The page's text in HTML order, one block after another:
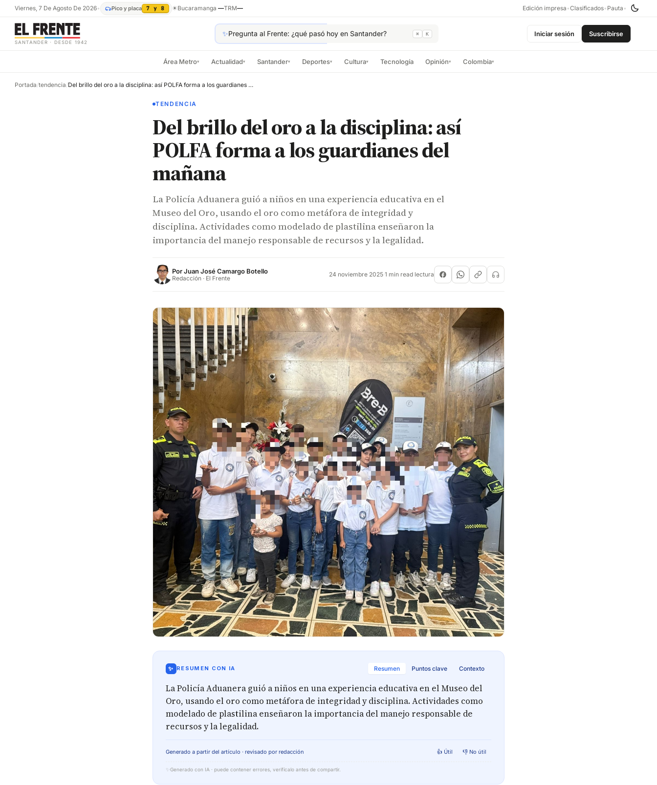
Viernes, 7 De Agosto De 2026• Pico y placa 7 y 8 ☀Bucaramanga —TRM— Edición impresa •Clasificados• Pauta •
SANTANDER · DESDE 1942
✨Pregunta al Frente: ¿qué pasó hoy en Santander? ⌘ K Iniciar sesión Suscribirse
Área Metro▾ Actualidad▾ Santander▾ Deportes▾ Cultura▾ Tecnología Opinión▾ Colombia▾
Portada/tendencia/ Del brillo del oro a la disciplina: así POLFA forma a los guardianes del mañana
TENDENCIA
Del brillo del oro a la disciplina: así
POLFA forma a los guardianes del
mañana
La Policía Aduanera guió a niños en una experiencia educativa en el
Museo del Oro, usando el oro como metáfora de integridad y
disciplina. Actividades como modelado de plastilina enseñaron la
importancia del manejo responsable de recursos y la legalidad.
PorJuan José Camargo Botello
Redacción · El Frente 24 noviembre 2025·1 min read lectura
✨ RESUMEN CON IA Resumen Puntos clave Contexto
La Policía Aduanera guió a niños en una experiencia educativa en el Museo del
Oro, usando el oro como metáfora de integridad y disciplina. Actividades como
modelado de plastilina enseñaron la importancia del manejo responsable de
recursos y la legalidad.
Generado a partir del artículo · revisado por redacción 👍 Útil 👎 No útil
✨ Generado con IA · puede contener errores, verifícalo antes de compartir.